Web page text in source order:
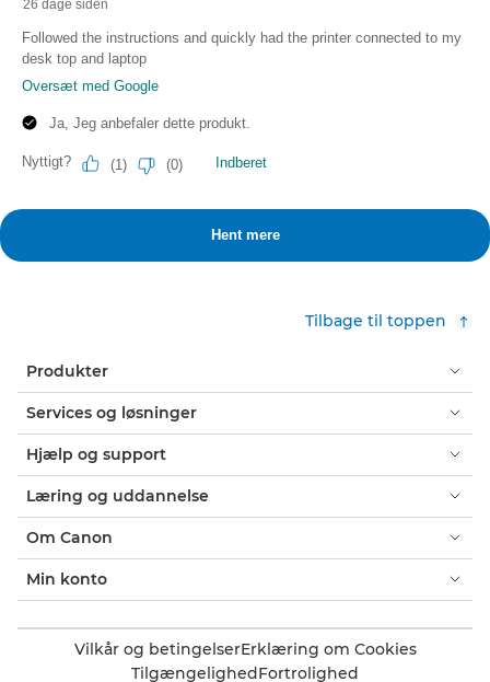
Tilbage til toppen
Produkter
Services og løsninger
Hjælp og support
Læring og uddannelse
Om Canon
Min konto
Vilkår og betingelserErklæring om Cookies
TilgængelighedFortrolighed